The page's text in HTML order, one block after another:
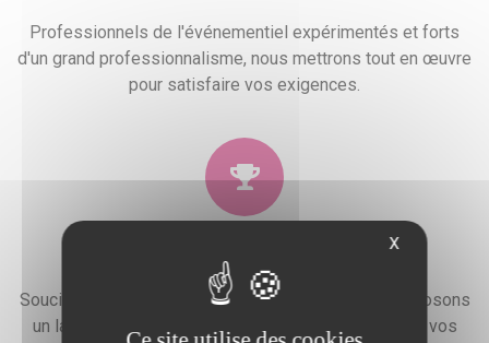
Professionnels de l'événementiel expérimentés et forts
d'un grand professionnalisme, nous mettrons tout en œuvre
pour satisfaire vos exigences.
Soucieux de la satisfaction de nos clients, nous proposons
un large choix de prestations qui combleront toutes vos
X